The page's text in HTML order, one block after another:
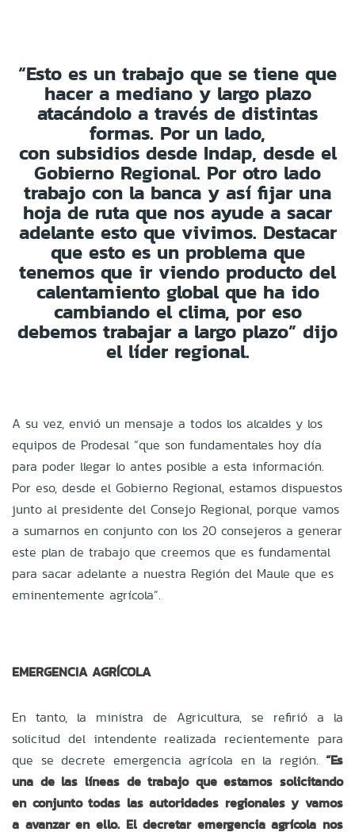
“Esto es un trabajo que se tiene que
hacer a mediano y largo plazo
atacándolo a través de distintas
formas. Por un lado,
con subsidios desde Indap, desde el
Gobierno Regional. Por otro lado
trabajo con la banca y así fijar una
hoja de ruta que nos ayude a sacar
adelante esto que vivimos. Destacar
que esto es un problema que
tenemos que ir viendo producto del
calentamiento global que ha ido
cambiando el clima, por eso
debemos trabajar a largo plazo” dijo
el líder regional.
A su vez, envió un mensaje a todos los alcaldes y los
equipos de Prodesal “que son fundamentales hoy día
para poder llegar lo antes posible a esta información.
Por eso, desde el Gobierno Regional, estamos dispuestos
junto al presidente del Consejo Regional, porque vamos
a sumarnos en conjunto con los 20 consejeros a generar
este plan de trabajo que creemos que es fundamental
para sacar adelante a nuestra Región del Maule que es
eminentemente agrícola”.
EMERGENCIA AGRÍCOLA
En tanto, la ministra de Agricultura, se refirió a la
solicitud del intendente realizada recientemente para
que se decrete emergencia agrícola en la región. “Es
una de las líneas de trabajo que estamos solicitando
en conjunto todas las autoridades regionales y vamos
a avanzar en ello. El decretar emergencia agrícola nos